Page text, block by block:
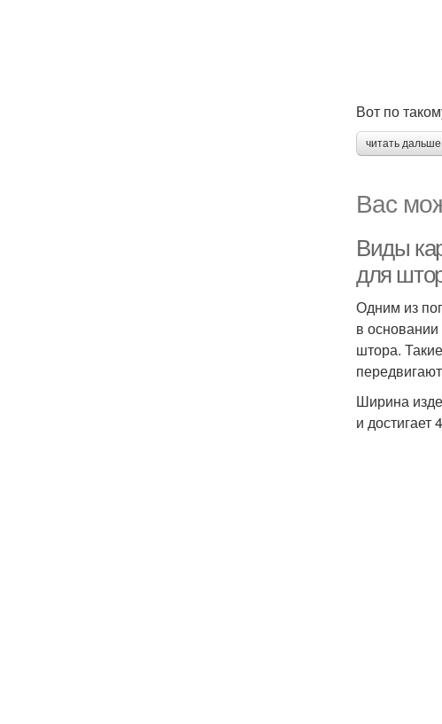
Вот по
читать
Вас
Виды
для
Одним из
в
штора.
Ширина
и достигает